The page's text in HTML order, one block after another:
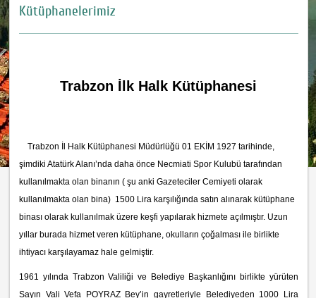
Kütüphanelerimiz
Trabzon İlk Halk Kütüphanesi
Trabzon İl Halk Kütüphanesi Müdürlüğü 01 EKİM 1927 tarihinde,
şimdiki Atatürk Alanı’nda daha önce Necmiati Spor Kulubü tarafından
kullanılmakta olan binanın ( şu anki Gazeteciler Cemiyeti olarak
kullanılmakta olan bina) 1500 Lira karşılığında satın alınarak kütüphane
binası olarak kullanılmak üzere keşfi yapılarak hizmete açılmıştır. Uzun
yıllar burada hizmet veren kütüphane, okulların çoğalması ile birlikte
ihtiyacı karşılayamaz hale gelmiştir.
1961 yılında Trabzon Valiliği ve Belediye Başkanlığını birlikte yürüten
Sayın Vali Vefa POYRAZ Bey’in gayretleriyle Belediyeden 1000 Lira